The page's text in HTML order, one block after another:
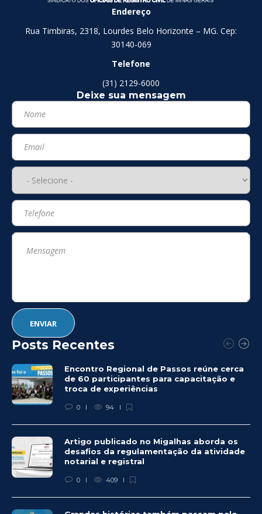
Endereço
Rua Timbiras, 2318, Lourdes Belo Horizonte – MG. Cep:
30140-069
Telefone
(31) 2129-6000
Deixe sua mensagem
Posts Recentes
Encontro Regional de Passos reúne cerca
de 60 participantes para capacitação e
troca de experiências
0 94
Artigo publicado no Migalhas aborda os
desafios da regulamentação da atividade
notarial e registral
0 409